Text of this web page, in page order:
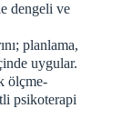
dengeli ve
planlama,
uygular.
ölçme-
psikoterapi